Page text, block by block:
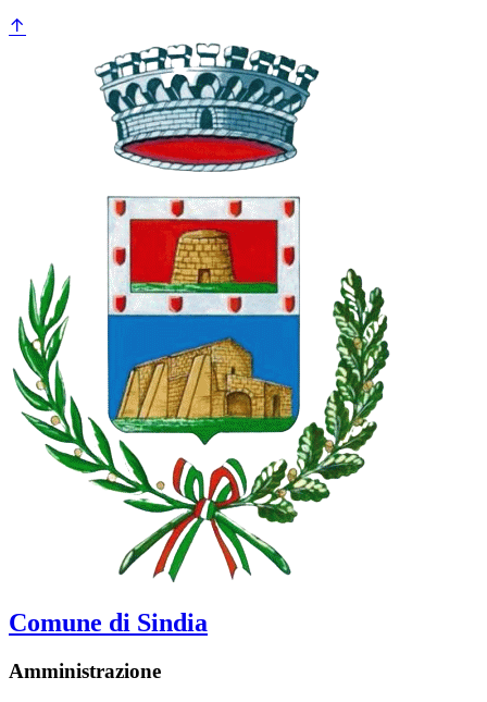
Comune di Sindia
Amministrazione